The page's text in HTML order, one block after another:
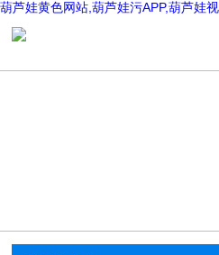
葫芦娃黄色网站,葫芦娃污APP,葫芦娃